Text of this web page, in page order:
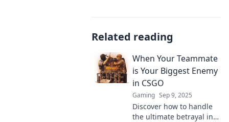
Related reading
When Your Teammate
is Your Biggest Enemy
in CSGO
Gaming Sep 9, 2025
Discover how to handle
the ultimate betrayal in